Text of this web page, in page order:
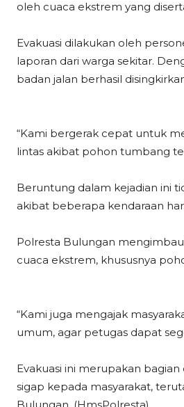
oleh cuaca ekstrem yang
Evakuasi dilakukan oleh
laporan dari warga sekitar.
badan jalan berhasil
“Kami bergerak cepat untuk
lintas akibat pohon tumbang
Beruntung dalam kejadian ini
akibat beberapa kendaraan
Polresta Bulungan
cuaca ekstrem, khususnya
“Kami juga mengajak
umum, agar petugas dapat
Evakuasi ini merupakan
sigap kepada masyarakat,